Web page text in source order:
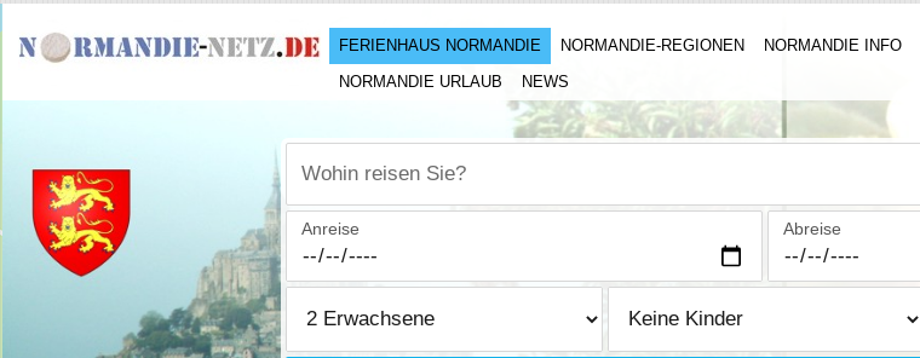
FERIENHAUS NORMANDIE NORMANDIE-REGIONEN
NORMANDIE INFO
NORMANDIE URLAUB
NEWS
Wohin reisen Sie?
Anreise Abreise